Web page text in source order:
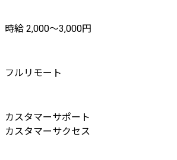
時給 2,000〜3,000円
フルリモート
カスタマーサポート
カスタマーサクセス